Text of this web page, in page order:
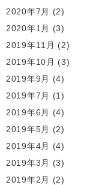
2020年7月
(2)
2020年1月
(3)
2019年11月 (2)
2019年10月 (3)
2019年9月
(4)
2019年7月
(1)
2019年6月
(4)
2019年5月
(2)
2019年4月
(4)
2019年3月
(3)
2019年2月
(2)